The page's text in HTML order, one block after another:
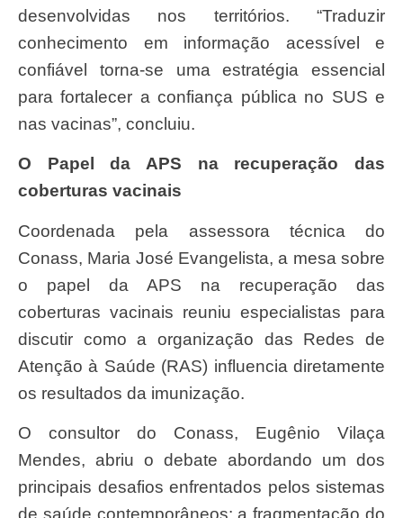
desenvolvidas nos territórios. “Traduzir
conhecimento em informação acessível e
confiável torna-se uma estratégia essencial
para fortalecer a confiança pública no SUS e
nas vacinas”, concluiu.
O Papel da APS na recuperação das
coberturas vacinais
Coordenada pela assessora técnica do
Conass, Maria José Evangelista, a mesa sobre
o papel da APS na recuperação das
coberturas vacinais reuniu especialistas para
discutir como a organização das Redes de
Atenção à Saúde (RAS) influencia diretamente
os resultados da imunização.
O consultor do Conass, Eugênio Vilaça
Mendes, abriu o debate abordando um dos
principais desafios enfrentados pelos sistemas
de saúde contemporâneos: a fragmentação do